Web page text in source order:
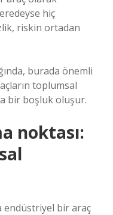
hiç
riskin ortadan
burada önemli
toplumsal
bir boşluk oluşur.
noktası:
endüstriyel bir araç